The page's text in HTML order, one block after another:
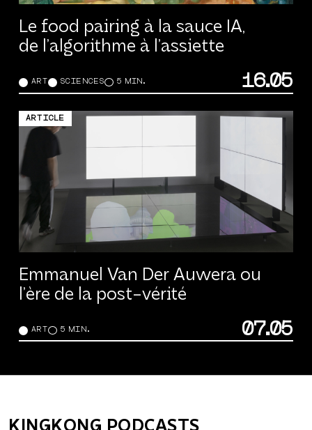
Le food pairing à la sauce IA,
de l’algorithme à l’assiette
ART SCIENCES 5 MIN. 16.05
ARTICLE
Emmanuel Van Der Auwera ou
l’ère de la post-vérité
ART 5 MIN. 07.05